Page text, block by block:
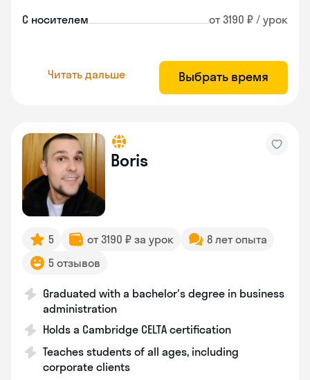
С носителем от 3190 ₽ / урок
Читать дальше Выбрать время
Boris
5 от 3190 ₽ за урок
8 лет опыта
5 отзывов
Graduated with a bachelor's degree in business
administration
Holds a Cambridge CELTA certification
Teaches students of all ages, including
corporate clients